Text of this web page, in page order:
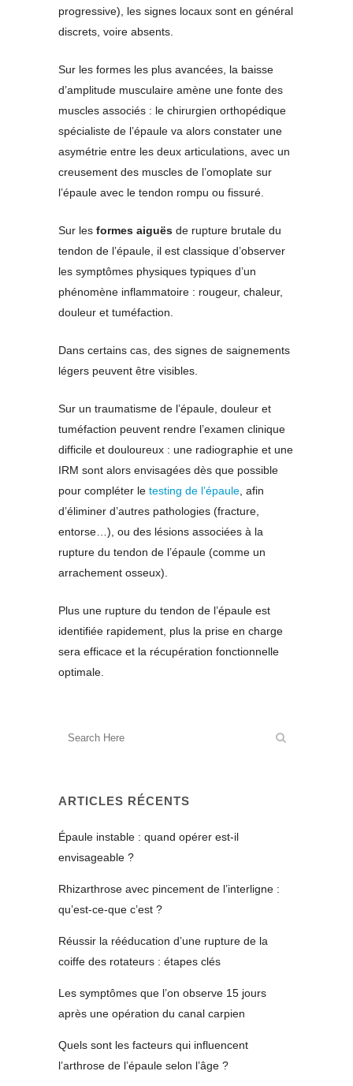
progressive), les signes locaux sont en général
discrets, voire absents.
Sur les formes les plus avancées, la baisse
d’amplitude musculaire amène une fonte des
muscles associés : le chirurgien orthopédique
spécialiste de l’épaule va alors constater une
asymétrie entre les deux articulations, avec un
creusement des muscles de l’omoplate sur
l’épaule avec le tendon rompu ou fissuré.
Sur les formes aiguës de rupture brutale du
tendon de l’épaule, il est classique d’observer
les symptômes physiques typiques d’un
phénomène inflammatoire : rougeur, chaleur,
douleur et tuméfaction.
Dans certains cas, des signes de saignements
légers peuvent être visibles.
Sur un traumatisme de l’épaule, douleur et
tuméfaction peuvent rendre l’examen clinique
difficile et douloureux : une radiographie et une
IRM sont alors envisagées dès que possible
pour compléter le testing de l’épaule , afin
d’éliminer d’autres pathologies (fracture,
entorse…), ou des lésions associées à la
rupture du tendon de l’épaule (comme un
arrachement osseux).
Plus une rupture du tendon de l’épaule est
identifiée rapidement, plus la prise en charge
sera efficace et la récupération fonctionnelle
optimale.
ARTICLES RÉCENTS
Épaule instable : quand opérer est-il
envisageable ?
Rhizarthrose avec pincement de l’interligne :
qu’est-ce-que c’est ?
Réussir la rééducation d’une rupture de la
coiffe des rotateurs : étapes clés
Les symptômes que l’on observe 15 jours
après une opération du canal carpien
Quels sont les facteurs qui influencent
l’arthrose de l’épaule selon l’âge ?